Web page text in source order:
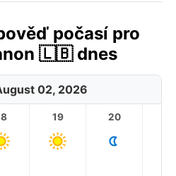
počasí pro
🇱🇧 dnes
02, 2026
19 20